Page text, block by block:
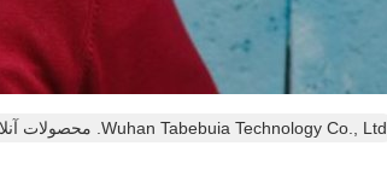
Wuhan Tabebuia Technology Co., Ltd. محصولات آنلاین